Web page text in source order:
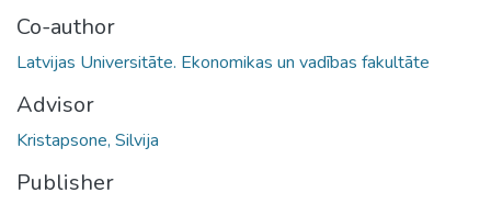
Co-author
Latvijas Universitāte. Ekonomikas un vadības fakultāte
Advisor
Kristapsone, Silvija
Publisher